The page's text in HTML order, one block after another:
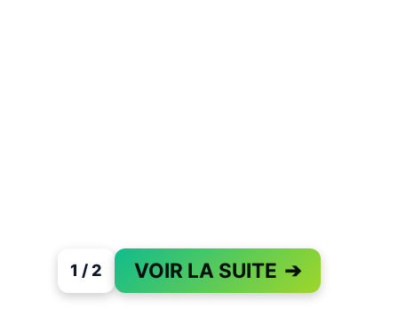
1 / 2 VOIR LA SUITE ➔
PAGE 1 OF 2